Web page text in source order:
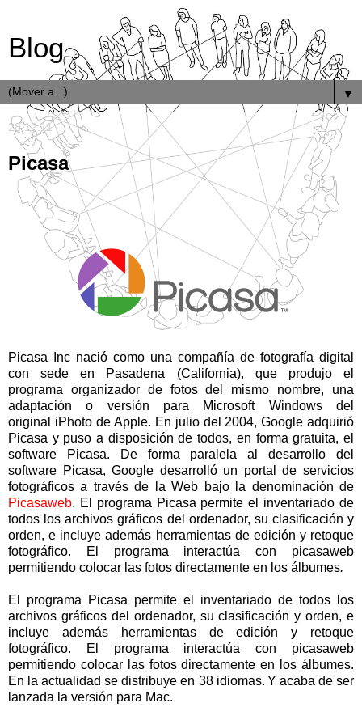
Blog
▼
28.12.11
Picasa
Picasa Inc nació como una compañía de fotografía digital
con sede en Pasadena (California), que produjo el
programa organizador de fotos del mismo nombre, una
adaptación o versión para Microsoft Windows del
original iPhoto de Apple. En julio del 2004, Google adquirió
Picasa y puso a disposición de todos, en forma gratuita, el
software Picasa. De forma paralela al desarrollo del
software Picasa, Google desarrolló un portal de servicios
fotográficos a través de la Web bajo la denominación de
Picasaweb. El programa Picasa permite el inventariado de
todos los archivos gráficos del ordenador, su clasificación y
orden, e incluye además herramientas de edición y retoque
fotográfico. El programa interactúa con picasaweb
permitiendo colocar las fotos directamente en los álbumes.
El programa Picasa permite el inventariado de todos los
archivos gráficos del ordenador, su clasificación y orden, e
incluye además herramientas de edición y retoque
fotográfico. El programa interactúa con picasaweb
permitiendo colocar las fotos directamente en los álbumes.
En la actualidad se distribuye en 38 idiomas. Y acaba de ser
lanzada la versión para Mac.